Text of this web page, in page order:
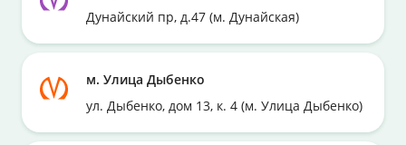
Дунайский пр, д.47 (м. Дунайская)
м. Улица Дыбенко
ул. Дыбенко, дом 13, к. 4 (м. Улица Дыбенко)